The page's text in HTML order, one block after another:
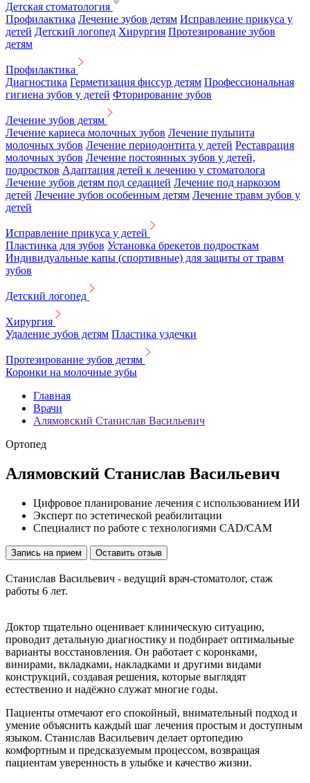
Детская стоматология
Профилактика Лечение зубов детям Исправление прикуса у
детей Детский логопед Хирургия Протезирование зубов
детям
Профилактика
Диагностика Герметизация фиссур детям Профессиональная
гигиена зубов у детей Фторирование зубов
Лечение зубов детям
Лечение кариеса молочных зубов Лечение пульпита
молочных зубов Лечение периодонтита у детей Реставрация
молочных зубов Лечение постоянных зубов у детей,
подростков Адаптация детей к лечению у стоматолога
Лечение зубов детям под седацией Лечение под наркозом
детей Лечение зубов особенным детям Лечение травм зубов у
детей
Исправление прикуса у детей
Пластинка для зубов Установка брекетов подросткам
Индивидуальные капы (спортивные) для защиты от травм
зубов
Детский логопед
Хирургия
Удаление зубов детям Пластика уздечки
Протезирование зубов детям
Коронки на молочные зубы
Главная
Врачи
Алямовский Станислав Васильевич
Ортопед
Алямовский Станислав Васильевич
Цифровое планирование лечения с использованием ИИ
Эксперт по эстетической реабилитации
Специалист по работе с технологиями CAD/CAM
Запись на прием Оставить отзыв
Станислав Васильевич - ведущий врач-стоматолог, стаж
работы 6 лет.
Доктор тщательно оценивает клиническую ситуацию,
проводит детальную диагностику и подбирает оптимальные
варианты восстановления. Он работает с коронками,
винирами, вкладками, накладками и другими видами
конструкций, создавая решения, которые выглядят
естественно и надёжно служат многие годы.
Пациенты отмечают его спокойный, внимательный подход и
умение объяснить каждый шаг лечения простым и доступным
языком. Станислав Васильевич делает ортопедию
комфортным и предсказуемым процессом, возвращая
пациентам уверенность в улыбке и качество жизни.